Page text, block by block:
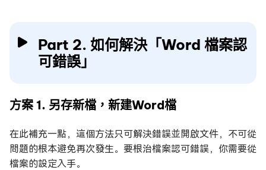
Part 2. 如何解決「Word 檔案認
可錯誤」
方案 1. 另存新檔，新建Word檔
在此補充一點，這個方法只可解決錯誤並開啟文件，不可從
問題的根本避免再次發生。要根治檔案認可錯誤，你需要從
檔案的設定入手。